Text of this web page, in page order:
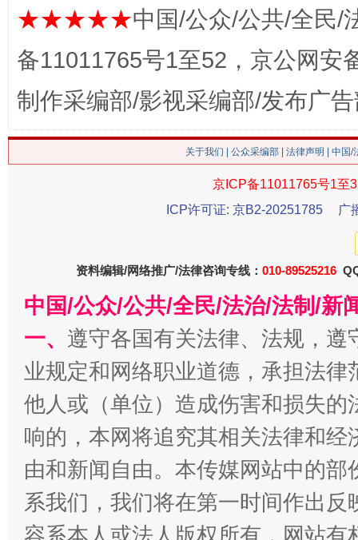
在谋一域中谋全局
今
习近平的博鳌关键词
魏明亮
“刷贴”乱象丛生
生
★★★★★中国/公众/公共/全民/
备11011765号1至52，京公网安
制作采编部/影视采编部/发布广
关于我们 公众采编部 法律声明 | 中国
京ICP备11011765号1至
ICP许可证: 京B2-20251785
广
资料编辑/网络推广/法律咨询专线： 010-89525216
中国/公众/公共/全民/法治/法制/新
一、 遵守各国有关法律、法规，
业规定和网络职业道德，承担法
他人或（单位）造成伤害和损失
响的，本网将追究其相关法律和
由和新闻自由。本传媒网站中的
系我们，我们将在第一时间作出
容系本人或法人版权所有，网站